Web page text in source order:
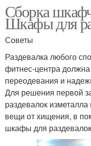
Сборка
Шкафы для
Советы
Раздевалка любого
фитнес-центра
переодевания и
Для решения первой
раздевалок
вещи от хищения, в
шкафы для